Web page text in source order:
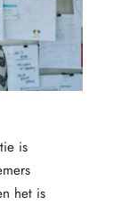
is
het is